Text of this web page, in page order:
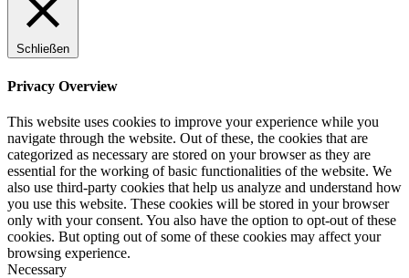
Schließen
Privacy Overview
This website uses cookies to improve your experience while you
navigate through the website. Out of these, the cookies that are
categorized as necessary are stored on your browser as they are
essential for the working of basic functionalities of the website. We
also use third-party cookies that help us analyze and understand how
you use this website. These cookies will be stored in your browser
only with your consent. You also have the option to opt-out of these
cookies. But opting out of some of these cookies may affect your
browsing experience.
Necessary